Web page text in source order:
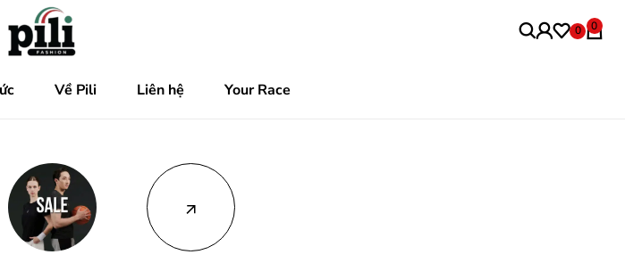
0 0
Về Pili Liên hệ Your Race